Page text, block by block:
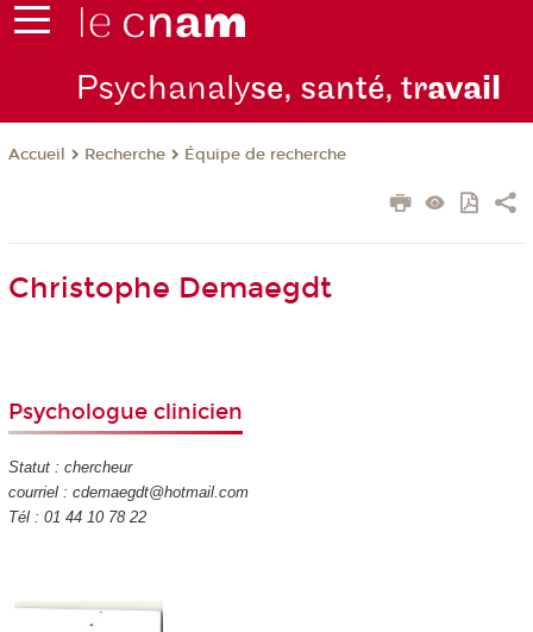
Psychanalyse, santé, travail
Accueil Recherche Équipe de recherche
Christophe Demaegdt
Psychologue clinicien
Statut : chercheur
courriel : cdemaegdt@hotmail.com
Tél : 01 44 10 78 22